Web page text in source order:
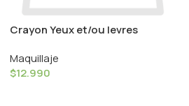
Crayon Yeux et/ou levres
Caramel
Maquillaje
$12.990